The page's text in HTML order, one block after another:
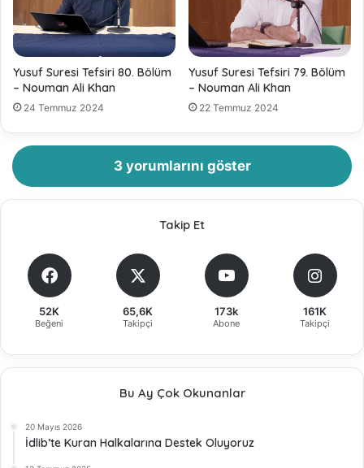
Yusuf Suresi Tefsiri 80. Bölüm
– Nouman Ali Khan
24 Temmuz 2024
Yusuf Suresi Tefsiri 79. Bölüm
– Nouman Ali Khan
22 Temmuz 2024
3 yorumlarını göster
Takip Et
52K
Beğeni
65,6K
Takipçi
173k
Abone
161K
Takipçi
Bu Ay Çok Okunanlar
20 Mayıs 2026
İdlib’te Kuran Halkalarına Destek Oluyoruz